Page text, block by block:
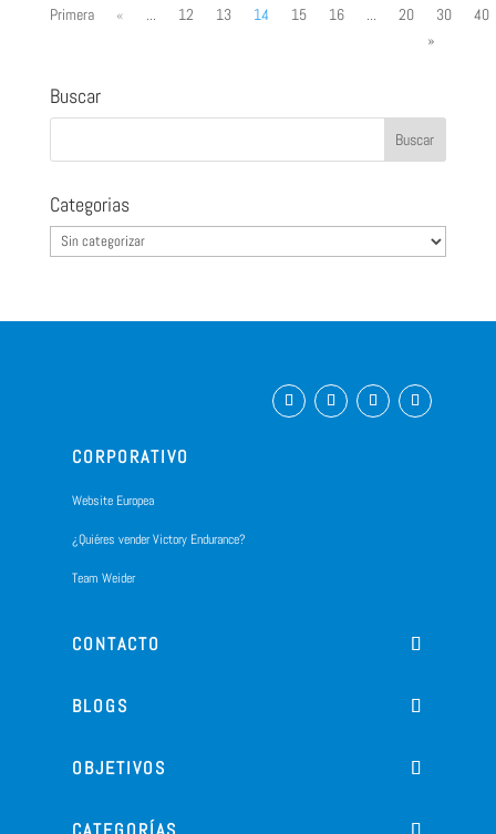
Primera
« ... 12 13 14 15 16 ... 20 30
40
»
Buscar
Categorias
Categorias
CORPORATIVO
Website Europea
¿Quiéres vender Victory Endurance?
Team Weider
CONTACTO
BLOGS
OBJETIVOS